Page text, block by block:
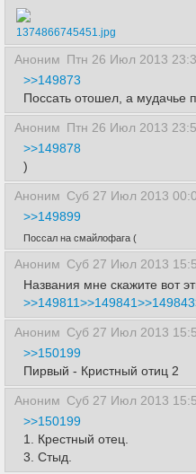
1374866745451.jpg
Аноним Птн 26 Июл 2013
>>149873
Поссать отошел, а мудачье
Аноним Птн 26 Июл 2013
>>149878
)
Аноним Суб 27 Июл 2013
>>149899
Поссал на смайлофага (
Аноним Суб 27 Июл 2013
Названия мне скажите вот
>>149811>>149841>>149843
Аноним Суб 27 Июл 2013
>>150199
Пирвый - Кристный отиц 2
Аноним Суб 27 Июл 2013
>>150199
1. Крестный отец.
3. Стыд.